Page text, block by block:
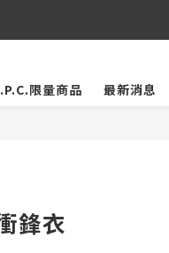
限量商品 最新消息
鋒衣